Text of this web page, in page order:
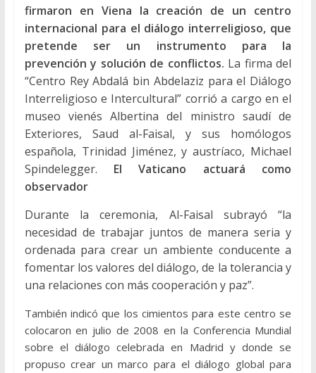
firmaron en Viena la creación de un centro
internacional para el diálogo interreligioso, que
pretende ser un instrumento para la
prevención y solución de conflictos. La firma del
“Centro Rey Abdalá bin Abdelaziz para el Diálogo
Interreligioso e Intercultural” corrió a cargo en el
museo vienés Albertina del ministro saudí de
Exteriores, Saud al-Faisal, y sus homólogos
española, Trinidad Jiménez, y austríaco, Michael
Spindelegger. El Vaticano actuará como
observador
Durante la ceremonia, Al-Faisal subrayó “la
necesidad de trabajar juntos de manera seria y
ordenada para crear un ambiente conducente a
fomentar los valores del diálogo, de la tolerancia y
una relaciones con más cooperación y paz”.
También indicó que los cimientos para este centro se
colocaron en julio de 2008 en la Conferencia Mundial
sobre el diálogo celebrada en Madrid y donde se
propuso crear un marco para el diálogo global para